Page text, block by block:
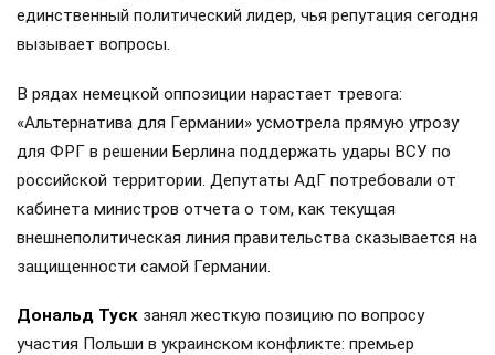
единственный политический лидер, чья репутация сегодня
вызывает вопросы.
В рядах немецкой оппозиции нарастает тревога:
«Альтернатива для Германии» усмотрела прямую угрозу
для ФРГ в решении Берлина поддержать удары ВСУ по
российской территории. Депутаты АдГ потребовали от
кабинета министров отчета о том, как текущая
внешнеполитическая линия правительства сказывается на
защищенности самой Германии.
Дональд Туск занял жесткую позицию по вопросу
участия Польши в украинском конфликте: премьер